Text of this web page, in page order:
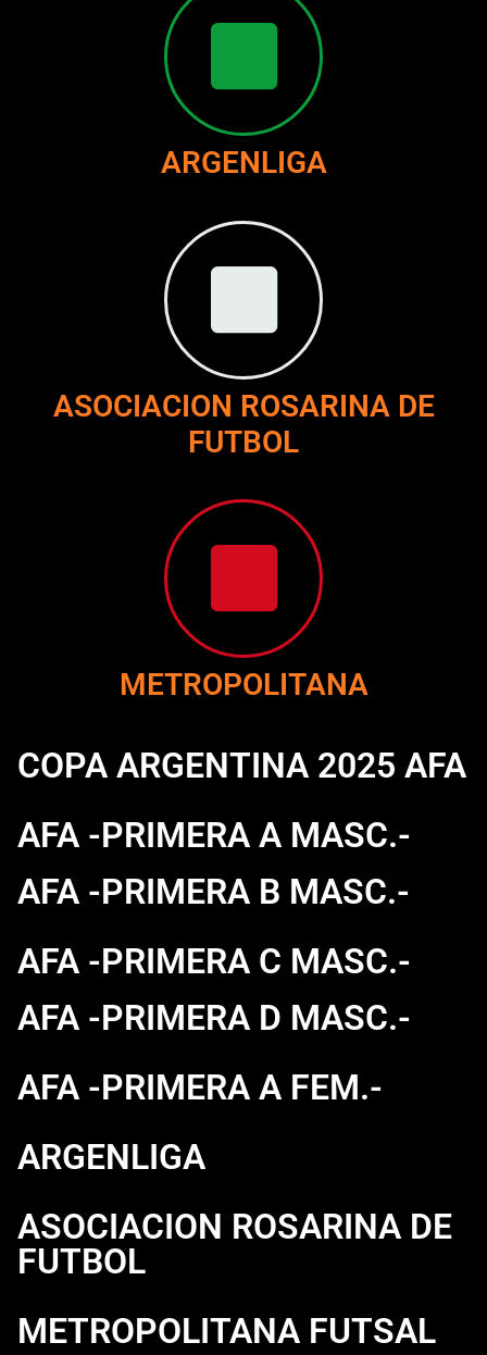
ARGENLIGA
ASOCIACION ROSARINA DE
FUTBOL
METROPOLITANA
COPA ARGENTINA 2025 AFA
AFA -PRIMERA A MASC.-
AFA -PRIMERA B MASC.-
AFA -PRIMERA C MASC.-
AFA -PRIMERA D MASC.-
AFA -PRIMERA A FEM.-
ARGENLIGA
ASOCIACION ROSARINA DE
FUTBOL
METROPOLITANA FUTSAL